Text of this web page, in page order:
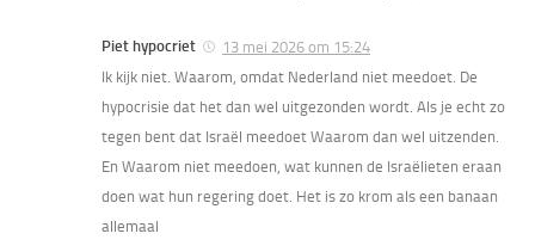
Piet hypocriet
13 mei 2026 om 15:24
Ik kijk niet. Waarom, omdat Nederland niet meedoet. De
hypocrisie dat het dan wel uitgezonden wordt. Als je echt zo
tegen bent dat Israël meedoet Waarom dan wel uitzenden.
En Waarom niet meedoen, wat kunnen de Israëlieten eraan
doen wat hun regering doet. Het is zo krom als een banaan
allemaal